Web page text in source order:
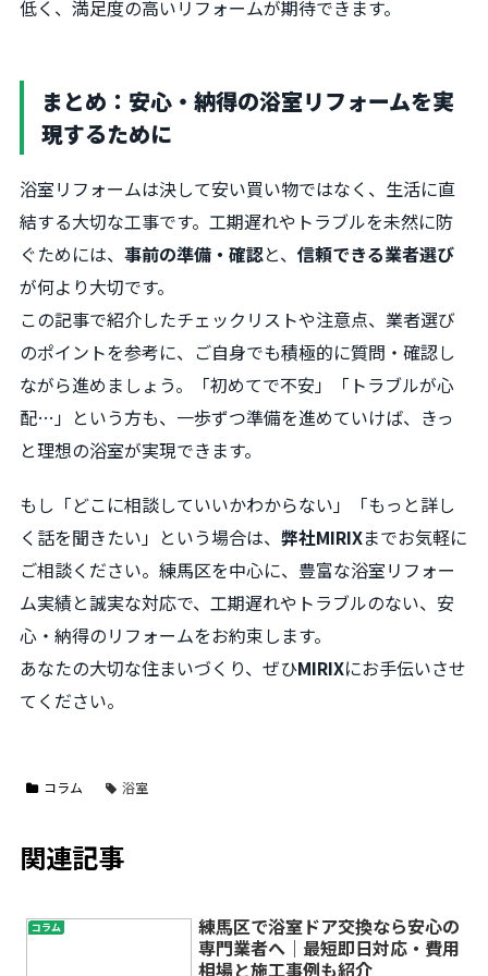
低く、満足度の高いリフォームが期待できます。
まとめ：安心・納得の浴室リフォームを実
現するために
浴室リフォームは決して安い買い物ではなく、生活に直
結する大切な工事です。工期遅れやトラブルを未然に防
ぐためには、 事前の準備・確認と、 信頼できる業者選び
が何より大切です。
この記事で紹介したチェックリストや注意点、業者選び
のポイントを参考に、ご自身でも積極的に質問・確認し
ながら進めましょう。「初めてで不安」「トラブルが心
配…」という方も、一歩ずつ準備を進めていけば、きっ
と理想の浴室が実現できます。
もし「どこに相談していいかわからない」「もっと詳し
く話を聞きたい」という場合は、 弊社MIRIXまでお気軽に
ご相談ください。練馬区を中心に、豊富な浴室リフォー
ム実績と誠実な対応で、工期遅れやトラブルのない、安
心・納得のリフォームをお約束します。
あなたの大切な住まいづくり、ぜひMIRIXにお手伝いさせ
てください。
コラム 浴室
関連記事
コラム
練馬区で浴室ドア交換なら安心の
専門業者へ｜最短即日対応・費用
相場と施工事例も紹介